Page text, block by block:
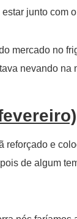
junto com
mercado no
nevando na
reforçado e
de algum